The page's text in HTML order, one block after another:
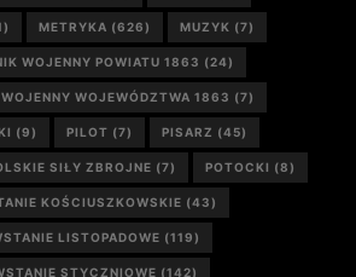
METRYKA (626) MUZYK (7)
WOJENNY POWIATU 1863 (24)
WOJEWÓDZTWA 1863 (7)
(9) PILOT (7) PISARZ (45)
SIŁY ZBROJNE (7) POTOCKI (8)
KOŚCIUSZKOWSKIE (43)
LISTOPADOWE (119)
STYCZNIOWE (142)